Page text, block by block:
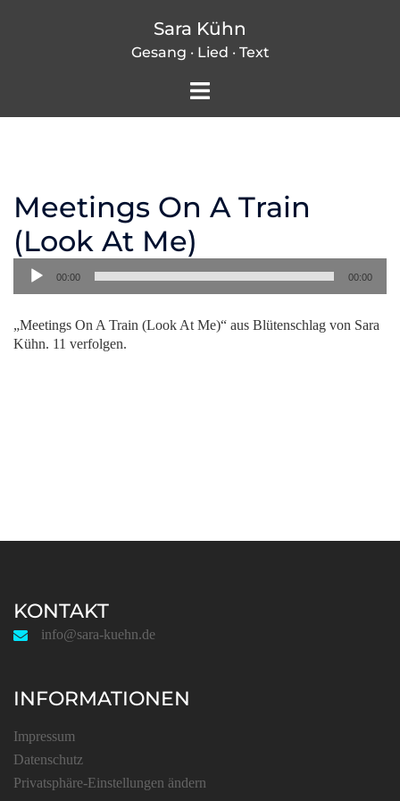
Sara Kühn
Gesang · Lied · Text
Menü
Meetings On A Train
(Look At Me)
Audio-
Player
00:00 00:00
„Meetings On A Train (Look At Me)“ aus Blütenschlag von Sara
Kühn. 11 verfolgen.
KONTAKT
info@sara-kuehn.de
INFORMATIONEN
Impressum
Datenschutz
Privatsphäre-Einstellungen ändern